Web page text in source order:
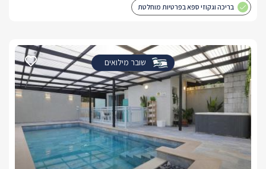
בריכה וגקוזי ספא בפרטיות מוחלטת
שובר מילואים